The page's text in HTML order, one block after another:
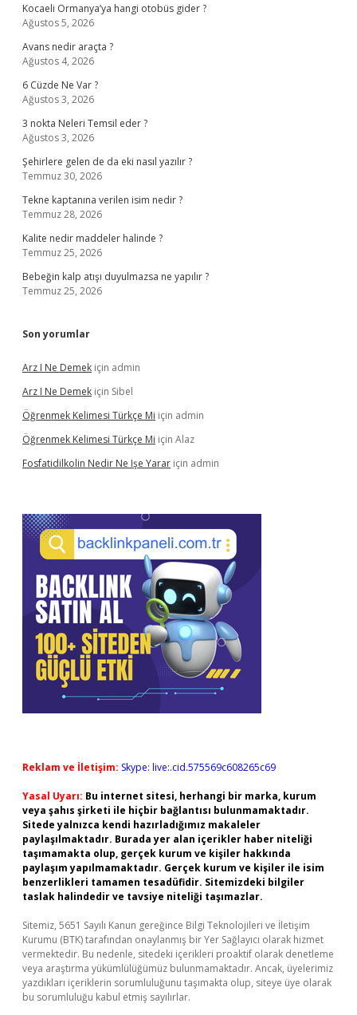
Kocaeli Ormanya’ya hangi otobüs gider ?
Ağustos 5, 2026
Avans nedir araçta ?
Ağustos 4, 2026
6 Cüzde Ne Var ?
Ağustos 3, 2026
3 nokta Neleri Temsil eder ?
Ağustos 3, 2026
Şehirlere gelen de da eki nasıl yazılır ?
Temmuz 30, 2026
Tekne kaptanına verilen isim nedir ?
Temmuz 28, 2026
Kalite nedir maddeler halinde ?
Temmuz 25, 2026
Bebeğin kalp atışı duyulmazsa ne yapılır ?
Temmuz 25, 2026
Son yorumlar
Arz I Ne Demek için admin
Arz I Ne Demek için Sibel
Öğrenmek Kelimesi Türkçe Mi için admin
Öğrenmek Kelimesi Türkçe Mi için Alaz
Fosfatidilkolin Nedir Ne Işe Yarar için admin
Reklam ve İletişim: Skype: live:.cid.575569c608265c69
Yasal Uyarı: Bu internet sitesi, herhangi bir marka, kurum
veya şahıs şirketi ile hiçbir bağlantısı bulunmamaktadır.
Sitede yalnızca kendi hazırladığımız makaleler
paylaşılmaktadır. Burada yer alan içerikler haber niteliği
taşımamakta olup, gerçek kurum ve kişiler hakkında
paylaşım yapılmamaktadır. Gerçek kurum ve kişiler ile isim
benzerlikleri tamamen tesadüfidir. Sitemizdeki bilgiler
taslak halindedir ve tavsiye niteliği taşımazlar.
Sitemiz, 5651 Sayılı Kanun gereğince Bilgi Teknolojileri ve İletişim
Kurumu (BTK) tarafından onaylanmış bir Yer Sağlayıcı olarak hizmet
vermektedir. Bu nedenle, sitedeki içerikleri proaktif olarak denetleme
veya araştırma yükümlülüğümüz bulunmamaktadır. Ancak, üyelerimiz
yazdıkları içeriklerin sorumluluğunu taşımakta olup, siteye üye olarak
bu sorumluluğu kabul etmiş sayılırlar.